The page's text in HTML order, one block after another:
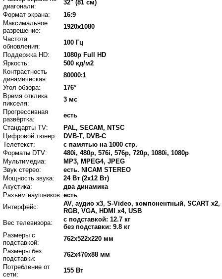
диагонали:
32" (81 см)
Формат экрана:
16:9
Максимальное
разрешение:
1920x1080
Частота
обновления:
100 Гц
Поддержка HD:
1080p Full HD
Яркость:
500 кд/м2
Контрастность
динамическая:
80000:1
Угол обзора:
176°
Время отклика
пикселя:
3 мс
Прогрессивная
развёртка:
есть
Стандарты TV:
PAL, SECAM, NTSC
Цифровой тюнер:
DVB-T, DVB-C
Телетекст:
с памятью на 1000 стр.
Форматы DTV:
480i, 480p, 576i, 576p, 720p, 1080i, 1080p
Мультимедиа:
MP3, MPEG4, JPEG
Звук стерео:
есть. NICAM STEREO
Мощность звука:
24 Вт (2x12 Вт)
Акустика:
два динамика
Разъём наушников: есть
Интерфейс:
AV, аудио x3, S-Video, компонентный, SCART x2,
RGB, VGA, HDMI x4, USB
Вес телевизора:
с подставкой: 12.7 кг
без подставки: 9.8 кг
Размеры с
подставкой:
762x522x220 мм
Размеры без
подставки:
762x470x88 мм
Потребление от
сети:
155 Вт